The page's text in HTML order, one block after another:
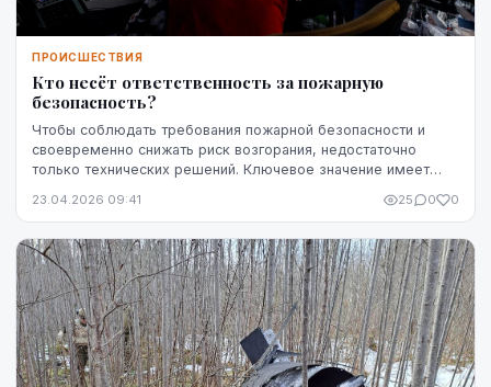
ПРОИСШЕСТВИЯ
Кто несёт ответственность за пожарную
безопасность?
Чтобы соблюдать требования пожарной безопасности и
своевременно снижать риск возгорания, недостаточно
только технических решений. Ключевое значение имеет
23.04.2026 09:41 25 0 0